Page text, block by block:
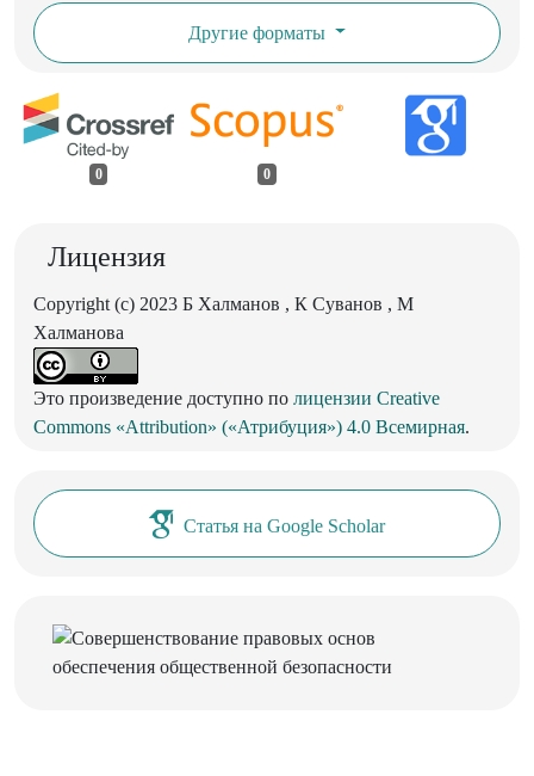
Другие форматы
0 0
Лицензия
Copyright (c) 2023 Б Халманов , К Суванов , М
Халманова
Это произведение доступно по лицензии Creative
Commons «Attribution» («Атрибуция») 4.0 Всемирная.
Статья на Google Scholar